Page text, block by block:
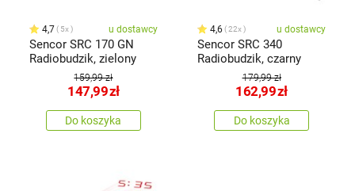
4,7 5x u dostawcy
Sencor SRC 170 GN
Radiobudzik, zielony
159,99 zł
147,99zł
Do koszyka
4,6 22x u dostawcy
Sencor SRC 340
Radiobudzik, czarny
179,99 zł
162,99zł
Do koszyka